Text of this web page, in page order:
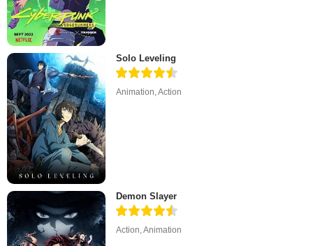
Solo Leveling
Animation,Action
Demon Slayer
Action,Animation